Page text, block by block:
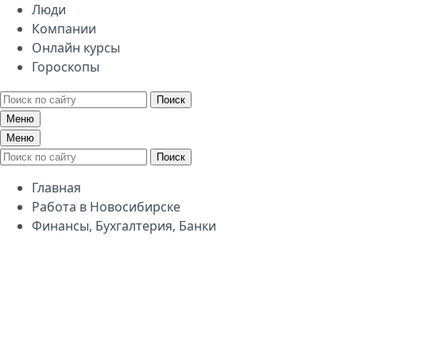
Люди
Компании
Онлайн курсы
Гороскопы
Поиск
Меню
Меню
Поиск
Главная
Работа в Новосибирске
Финансы, Бухгалтерия, Банки